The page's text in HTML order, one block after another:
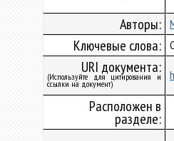
Авторы:
Ключевые слова:
URI документа:
(Используйте для цитирования и
ссылки на документ)
Расположен в
разделе: